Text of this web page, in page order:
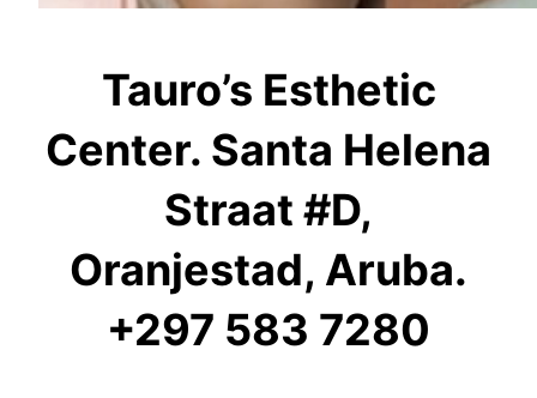
Tauro’s Esthetic
Center. Santa Helena
Straat #D,
Oranjestad, Aruba.
+297 583 7280